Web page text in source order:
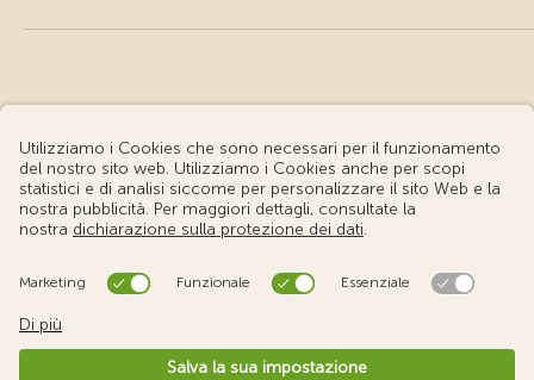
© Touring Club Svizzero
Condizioni d'uso – Informazioni giuridiche
Impostazione cookie